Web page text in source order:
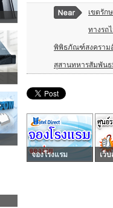
เขตรัก
ทางรถ
พิพิธภัณฑ์สงคราม
สุสานทหารสัมพัน
จองโรงแรม เว็